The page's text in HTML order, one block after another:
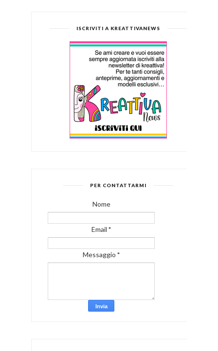
ISCRIVITI A KREATTIVANEWS
PER CONTATTARMI
Nome
Email *
Messaggio *